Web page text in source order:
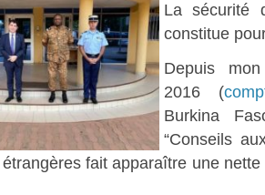
La sécurité
constitue
Depuis
2016 (
Burkina
“Conseils
fait apparaître une